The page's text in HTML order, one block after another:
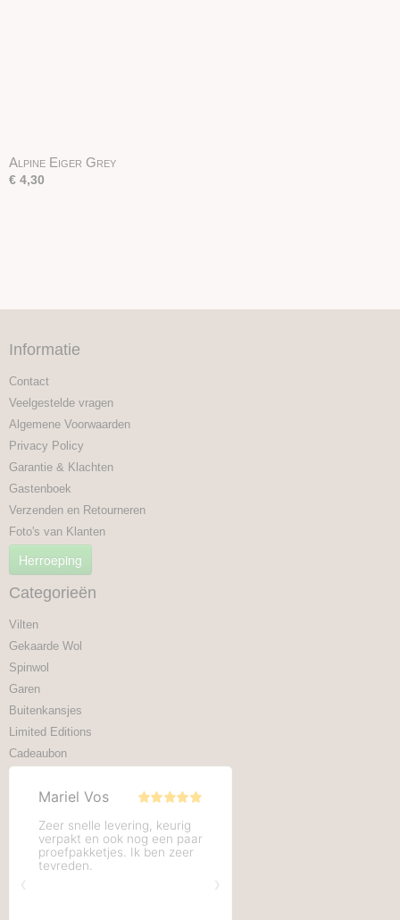
Alpine Eiger Grey
€ 4,30
Informatie
Contact
Veelgestelde vragen
Algemene Voorwaarden
Privacy Policy
Garantie & Klachten
Gastenboek
Verzenden en Retourneren
Foto's van Klanten
Herroeping
Categorieën
Vilten
Gekaarde Wol
Spinwol
Garen
Buitenkansjes
Limited Editions
Cadeaubon